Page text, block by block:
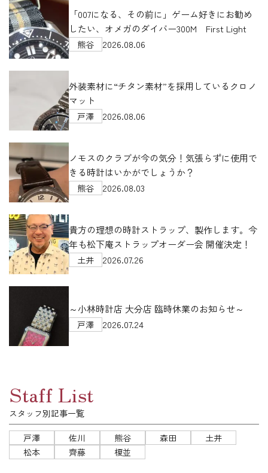
「007になる、その前に」ゲーム好きにお勧め
したい、オメガのダイバー300M First Light
熊谷 2026.08.06
外装素材に“チタン素材”を採用しているクロノ
マット
戸澤 2026.08.06
ノモスのクラブが今の気分！気張らずに使用で
きる時計はいかがでしょうか？
熊谷 2026.08.03
貴方の理想の時計ストラップ、製作します。今
年も松下庵ストラップオーダー会 開催決定！
土井 2026.07.26
～小林時計店 大分店 臨時休業のお知らせ～
戸澤 2026.07.24
Staff List
スタッフ別記事一覧
戸澤 佐川 熊谷 森田
土井
松本
齊藤 榎並